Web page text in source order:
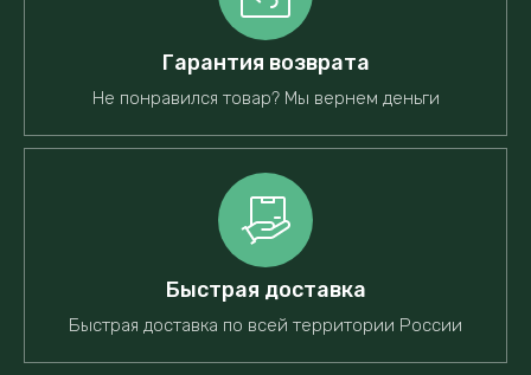
Гарантия возврата
Не понравился товар? Мы вернем деньги
Быстрая доставка
Быстрая доставка по всей территории России